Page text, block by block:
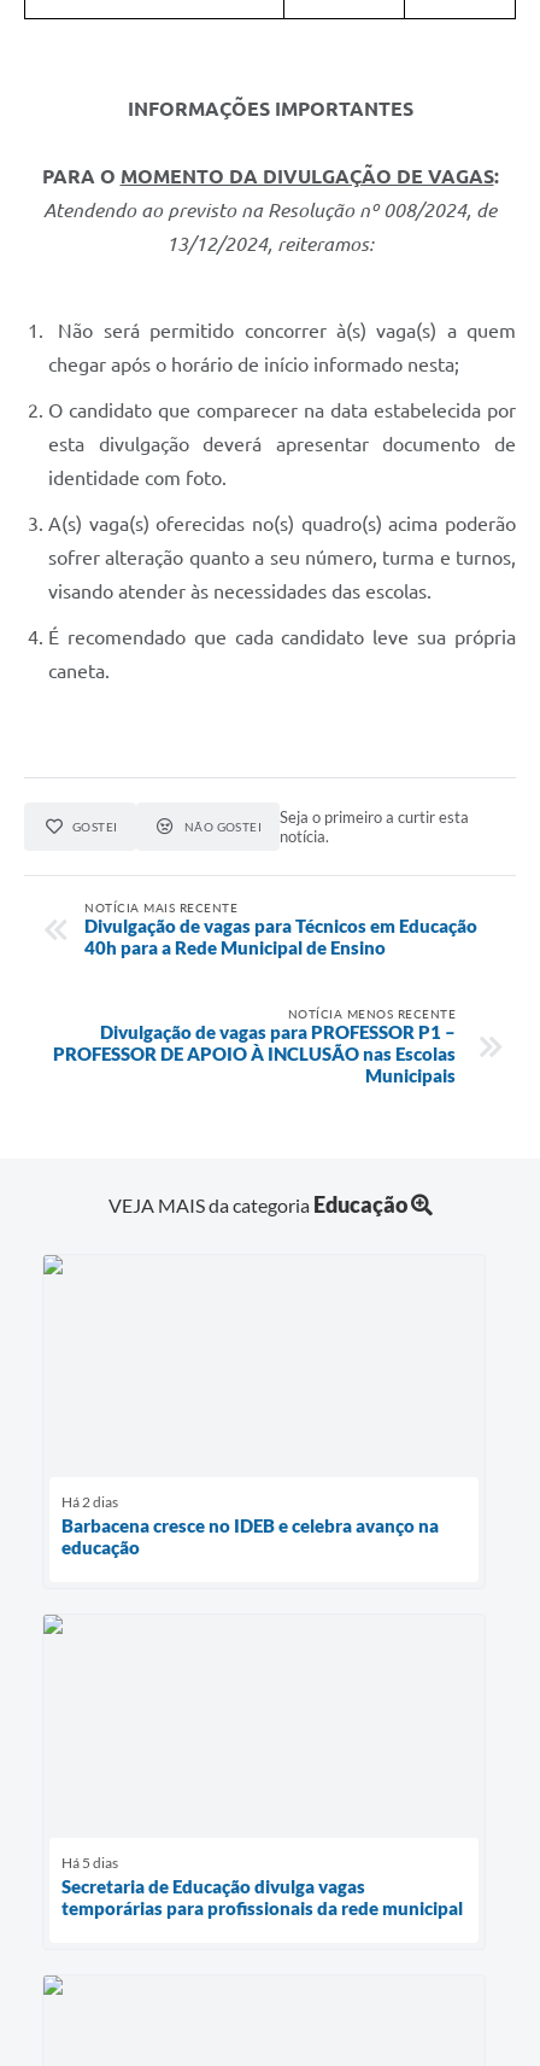
INFORMAÇÕES IMPORTANTES
PARA O MOMENTO DA DIVULGAÇÃO DE VAGAS:
Atendendo ao previsto na Resolução nº 008/2024, de
13/12/2024, reiteramos:
Não será permitido concorrer à(s) vaga(s) a quem
chegar após o horário de início informado nesta;
O candidato que comparecer na data estabelecida por
esta divulgação deverá apresentar documento de
identidade com foto.
A(s) vaga(s) oferecidas no(s) quadro(s) acima poderão
sofrer alteração quanto a seu número, turma e turnos,
visando atender às necessidades das escolas.
É recomendado que cada candidato leve sua própria
caneta.
GOSTEI NÃO GOSTEI
Seja o primeiro a curtir esta
notícia.
NOTÍCIA MAIS RECENTE
Divulgação de vagas para Técnicos em Educação
40h para a Rede Municipal de Ensino
NOTÍCIA MENOS RECENTE
Divulgação de vagas para PROFESSOR P1 –
PROFESSOR DE APOIO À INCLUSÃO nas Escolas
Municipais
VEJA MAIS da categoria Educação
Há 2 dias
Barbacena cresce no IDEB e celebra avanço na
educação
Há 5 dias
Secretaria de Educação divulga vagas
temporárias para profissionais da rede municipal